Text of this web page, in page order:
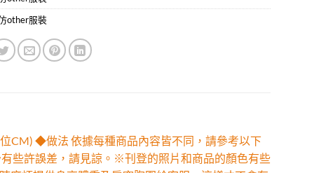
other服裝
CM) ◆做法 依據每種商品內容皆不同，請參考以下
些許誤差，請見諒。※刊登的照片和商品的顏色有些